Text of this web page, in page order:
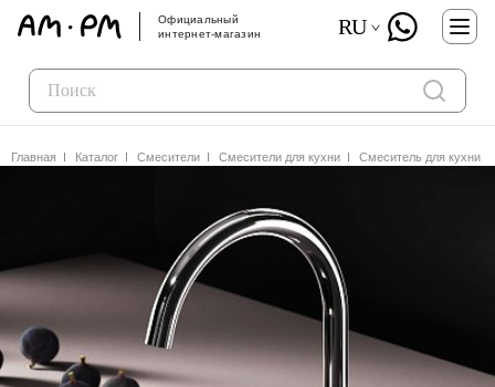
Официальный
интернет-магазин
RU
Главная Каталог Смесители Смесители для кухни Смеситель для кухни